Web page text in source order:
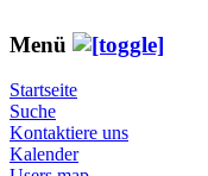
Menü
Startseite
Suche
Kontaktiere uns
Kalender